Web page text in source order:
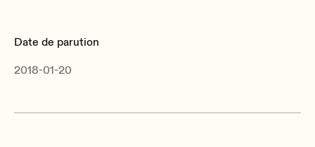
Date de parution
2018-01-20